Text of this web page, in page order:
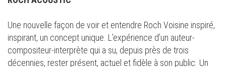
Une nouvelle façon de voir et entendre Roch Voisine inspiré,
inspirant, un concept unique. L’expérience d’un auteur-
compositeur-interprète qui a su, depuis près de trois
décennies, rester présent, actuel et fidèle à son public. Un